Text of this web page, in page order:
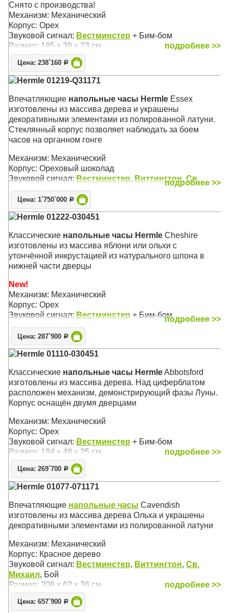
Снято с производства!
Механизм: Механический
Корпус: Орех
Звуковой сигнал: Вестминстер + Бим-бом
Размер: 185 х 39 х 23 см
подробнее >>
Цена: 238`160 Р
Hermle 01219-Q31171
Впечатляющие напольные часы Hermle Essex
изготовлены из массива дерева и украшены
декоративными элементами из полированной латуни.
Стеклянный корпус позволяет наблюдать за боем
часов на органном гонге
Механизм: Механический
Корпус: Ореховый шоколад
Звуковой сигнал: Вестминстер, Виттингтон, Св.
Михаил, Бой
Размер: 197 х 52 х 35 см
подробнее >>
Цена: 1`750`000 Р
Hermle 01222-030451
Классические напольные часы Hermle Cheshire
изготовлены из массива яблони или ольхи с
утончённой инкрустацией из натурального шпона в
нижней части дверцы
New!
Механизм: Механический
Корпус: Орех
Звуковой сигнал: Вестминстер + Бим-бомподробнее >>
Цена: 287`900 Р
Hermle 01110-030451
Классические напольные часы HermleAbbotsford
изготовлены из массива дерева. Над циферблатом
расположен механизм, демонстрирующий фазы Луны.
Корпус оснащён двумя дверцами
Механизм: Механический
Корпус: Орех
Звуковой сигнал: Вестминстер + Бим-бом
Размер: 194 х 48 х 25 см
подробнее >>
Цена: 269`700 Р
Hermle 01077-071171
Впечатляющие напольные часы Cavendish
изготовлены из массива дерева Ольха и украшены
декоративными элементами из полированной латуни
Механизм: Механический
Корпус: Красное дерево
Звуковой сигнал: Вестминстер, Виттингтон, Св.
Михаил, Бой
Размер: 206 х 62 х 36 см
подробнее >>
Цена: 657`900 Р